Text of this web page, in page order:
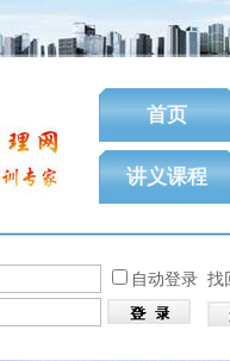
首页
讲义课程
自动登录 找